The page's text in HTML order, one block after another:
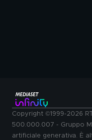
Copyright ©1999-2026
500.000.007 - Gruppo
artificiale generativa. È